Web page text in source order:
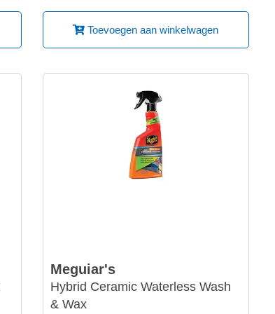
Toevoegen aan winkelwagen
Meguiar's
Hybrid Ceramic Waterless Wash
& Wax